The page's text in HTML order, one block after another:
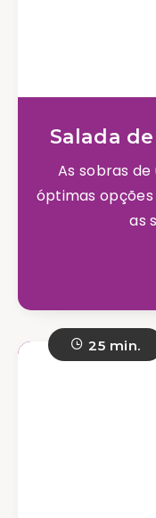
Salada
As sobras
óptimas
as
25 min.